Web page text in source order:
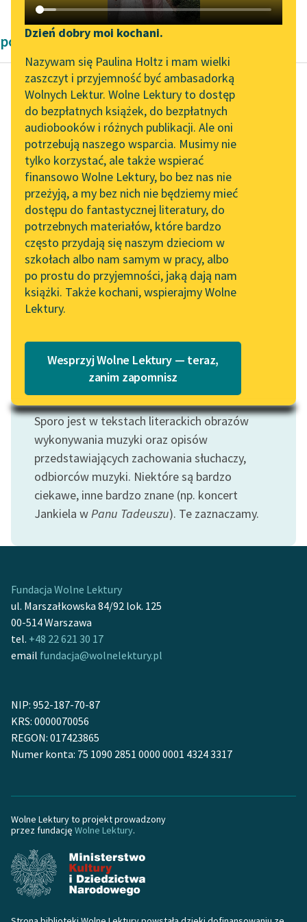
Katalog DAISY
Podkasty o książkach
Zgłoś brak utworu
Aktualności
„Prokurator Alicja Horn”
do słuchania
Byliśmy częścią AI Impact
Lab
Zapraszamy na spotkanie
online z tłumaczkami
literatury skandynawskiej
Spotkanie z Katarzyną
Tunkiel w Oslo
102. lata temu zmarł
Joseph Conrad
Lektury szkolne i klasyka
literatury do słuchania dla
uczennic i uczniów z
niepełnosprawnościami
E-kolekcja lektur
szkolnych i literatury do
słuchania dla uczennic i
uczniów z
niepełnosprawnościami
Feministyczne inspiracje.
feministycznej
Ręce pełne poezji
Kolekcje edukacyjne
lektur szkolnych oraz
Starego Testamentu
Odkurzamy bohaterów
Narzędzia
Mapa Wolnych Lektur
Leśmianator
Przewodnik dla piszących i
czytających
API
OAI-PMH
Widget Wolnych Lektur
Przypisy
Katalog w formacie PDF
O nas
O projekcie
Zespół
Dzień dobry moi kochani.
Nazywam się Paulina Holtz i mam wielki
zaszczyt i przyjemność być ambasadorką
Wolnych Lektur. Wolne Lektury to dostęp
do bezpłatnych książek, do bezpłatnych
audiobooków i różnych publikacji. Ale oni
potrzebują naszego wsparcia. Musimy nie
tylko korzystać, ale także wspierać
finansowo Wolne Lektury, bo bez nas nie
przeżyją, a my bez nich nie będziemy mieć
dostępu do fantastycznej literatury, do
potrzebnych materiałów, które bardzo
często przydają się naszym dzieciom w
szkołach albo nam samym w pracy, albo
po prostu do przyjemności, jaką dają nam
książki. Także kochani, wspierajmy Wolne
Lektury.
Wesprzyj Wolne Lektury — teraz,
zanim zapomnisz
powieści obyczajowe Zofii Urbanowskiej
Zofia Urbanowska
Księżniczka
— Chłopskiego! —
krzyknął na muzykę
pan Bartłomiej i wnet
skrzypki, jakby
posłyszały zaklęcie,
zrobiły się
smętniejsze...
Motyw: Muzyka
Sporo jest w tekstach literackich obrazów
wykonywania muzyki oraz opisów
przedstawiających zachowania słuchaczy,
odbiorców muzyki. Niektóre są bardzo
ciekawe, inne bardzo znane (np. koncert
Jankiela wPanu Tadeuszu). Te zaznaczamy.
Fundacja Wolne Lektury
ul. Marszałkowska 84/92 lok. 125
00-514 Warszawa
tel. +48 22 621 30 17
email fundacja@wolnelektury.pl
NIP: 952-187-70-87
KRS: 0000070056
REGON: 017423865
Numer konta: 75 1090 2851 0000 0001 4324 3317
Wolne Lektury to projekt prowadzony
przez fundację Wolne Lektury.